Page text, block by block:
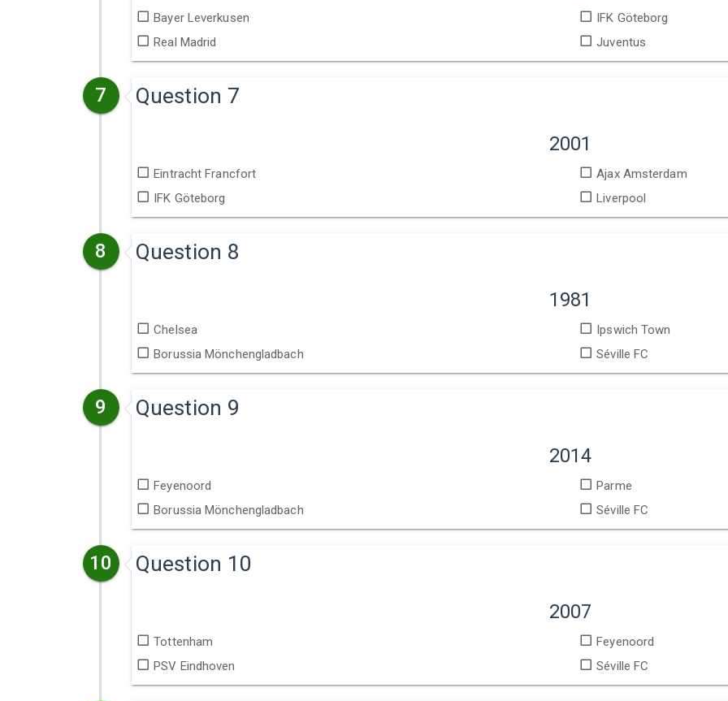
Bayer Leverkusen
IFK Göteborg
Real Madrid
Juventus
7 Question 7
2001
Eintracht Francfort
Ajax Amsterdam
IFK Göteborg
Liverpool
8 Question 8
1981
Chelsea
Ipswich Town
Borussia Mönchengladbach
Séville FC
9 Question 9
2014
Feyenoord
Parme
Borussia Mönchengladbach
Séville FC
10 Question 10
2007
Tottenham
Feyenoord
PSV Eindhoven
Séville FC